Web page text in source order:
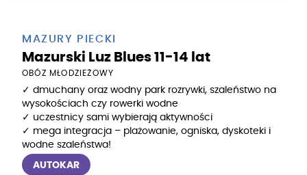
MAZURY PIECKI
Mazurski Luz Blues 11-14 lat
OBÓZ MŁODZIEŻOWY
✓ dmuchany oraz wodny park rozrywki, szaleństwo na
wysokościach czy rowerki wodne
✓ uczestnicy sami wybierają aktywności
✓ mega integracja – plażowanie, ogniska, dyskoteki i
wodne szaleństwa!
AUTOKAR